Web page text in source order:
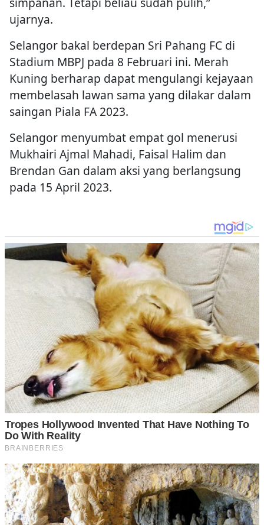
ujarnya.
Selangor bakal berdepan Sri Pahang FC di
Stadium MBPJ pada 8 Februari ini. Merah
Kuning berharap dapat mengulangi kejayaan
membelasah lawan sama yang dilakar dalam
saingan Piala FA 2023.
Selangor menyumbat empat gol menerusi
Mukhairi Ajmal Mahadi, Faisal Halim dan
Brendan Gan dalam aksi yang berlangsung
pada 15 April 2023.